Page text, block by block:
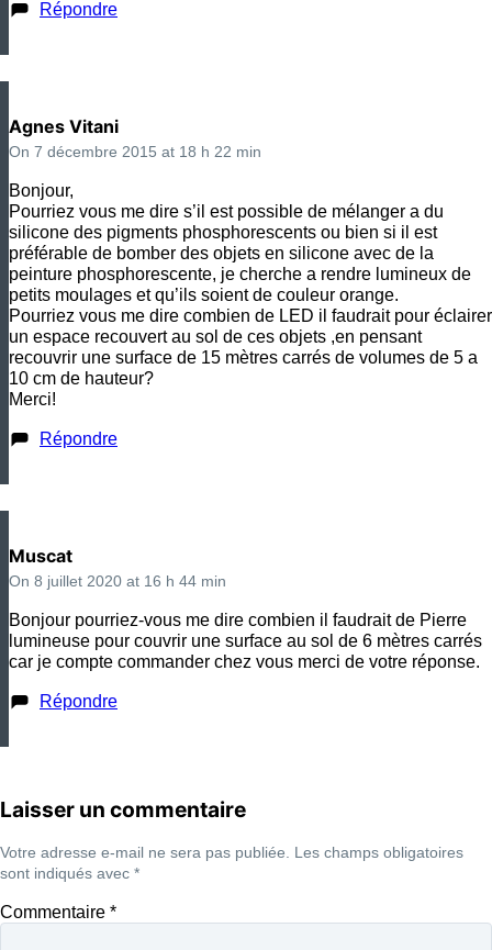
Répondre
Agnes Vitani
On 7 décembre 2015 at 18 h 22 min
Bonjour,
Pourriez vous me dire s’il est possible de mélanger a du
silicone des pigments phosphorescents ou bien si il est
préférable de bomber des objets en silicone avec de la
peinture phosphorescente, je cherche a rendre lumineux de
petits moulages et qu’ils soient de couleur orange.
Pourriez vous me dire combien de LED il faudrait pour éclairer
un espace recouvert au sol de ces objets ,en pensant
recouvrir une surface de 15 mètres carrés de volumes de 5 a
10 cm de hauteur?
Merci!
Répondre
Muscat
On 8 juillet 2020 at 16 h 44 min
Bonjour pourriez-vous me dire combien il faudrait de Pierre
lumineuse pour couvrir une surface au sol de 6 mètres carrés
car je compte commander chez vous merci de votre réponse.
Répondre
Laisser un commentaire
Votre adresse e-mail ne sera pas publiée. Les champs obligatoires
sont indiqués avec *
Commentaire *